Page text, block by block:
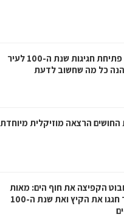
לקראת פתיחת חגיגות שנת ה-100 לעיר
כל מה שחשוב לדעת
החושים הרצאה מוזיקלית מיוחדת
הקפיצה את חוף הים: מאות
בני נוער חגגו את הקיץ ואת שנת ה-100